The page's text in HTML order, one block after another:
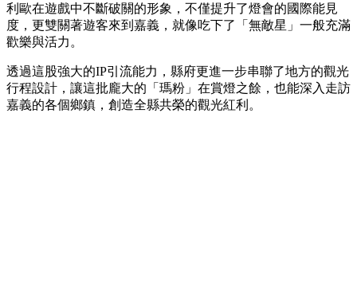
利歐在遊戲中不斷破關的形象，不僅提升了燈會的國際能見
度，更雙關著遊客來到嘉義，就像吃下了「無敵星」一般充滿
歡樂與活力。
透過這股強大的IP引流能力，縣府更進一步串聯了地方的觀光
行程設計，讓這批龐大的「瑪粉」在賞燈之餘，也能深入走訪
嘉義的各個鄉鎮，創造全縣共榮的觀光紅利。